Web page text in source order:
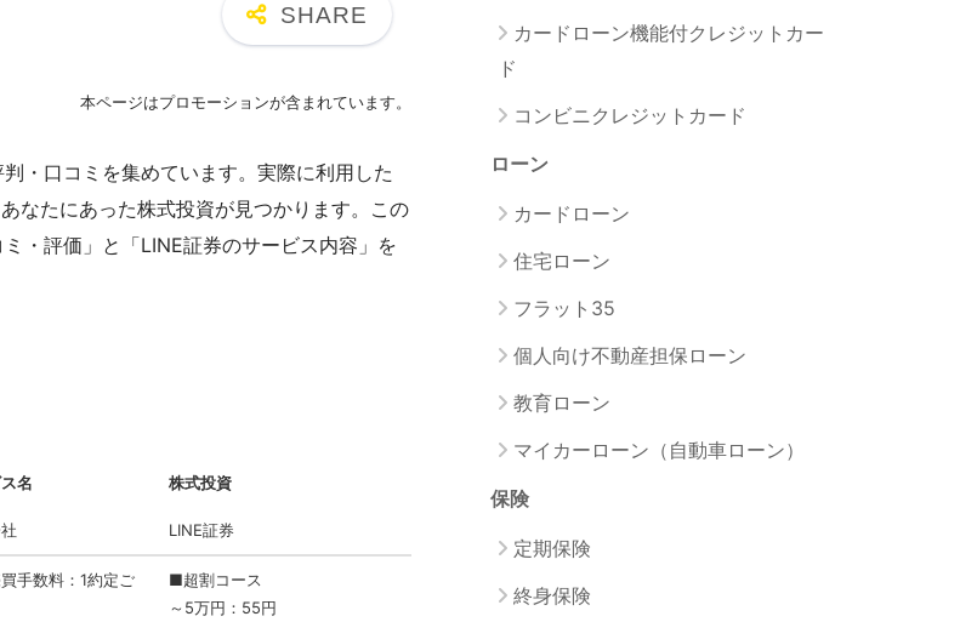
本ページはプロモーションが含まれています。
・口コミを集めています。実際に利用した
なたにあった株式投資が見つかります。この
・評価」と「LINE証券のサービス内容」を
名 株式投資
LINE証券
手数料：1約定ご
■超割コース
～5万円：55円
カードローン機能付クレジットカー
ド
コンビニクレジットカード
ローン
カードローン
住宅ローン
フラット35
個人向け不動産担保ローン
教育ローン
マイカーローン（自動車ローン）
保険
定期保険
終身保険